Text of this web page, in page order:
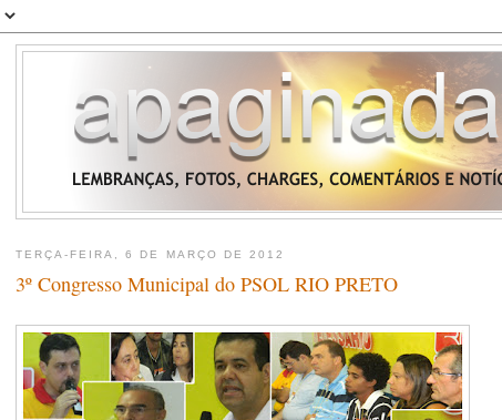
TERÇA-FEIRA, 6 DE MARÇO DE 2012
3º Congresso Municipal do PSOL RIO PRETO